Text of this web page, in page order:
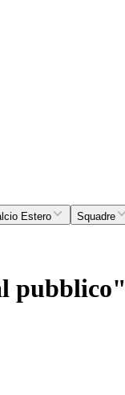
Estero Squadre
pubblico"